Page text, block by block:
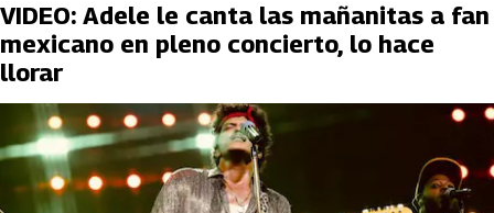
VIDEO: Adele le canta las mañanitas a fan
mexicano en pleno concierto, lo hace
llorar